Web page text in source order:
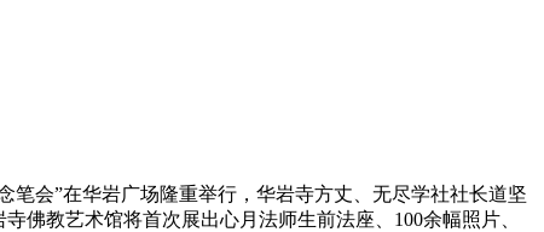
笔会”在华岩广场隆重举行，华岩寺方丈、无尽学社社长道坚
佛教艺术馆将首次展出心月法师生前法座、100余幅照片、